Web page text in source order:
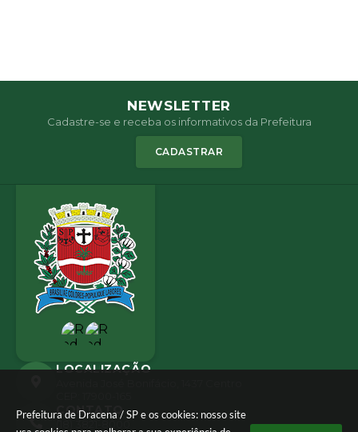
Prefeitura de Dracena / SP e os cookies: nosso site
NEWSLETTER
Cadastre-se e receba os informativos da Prefeitura
CADASTRAR
LOCALIZAÇÃO
CONTATO